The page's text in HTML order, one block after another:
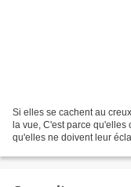
Si elles se cachent au
la vue, C'est parce
qu'elles ne doivent leur